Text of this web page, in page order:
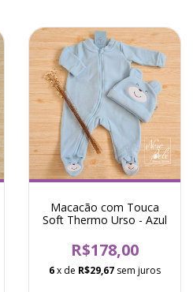
Macacão com Touca
Soft Thermo Urso - Azul
R$178,00
6x de R$29,67 sem juros